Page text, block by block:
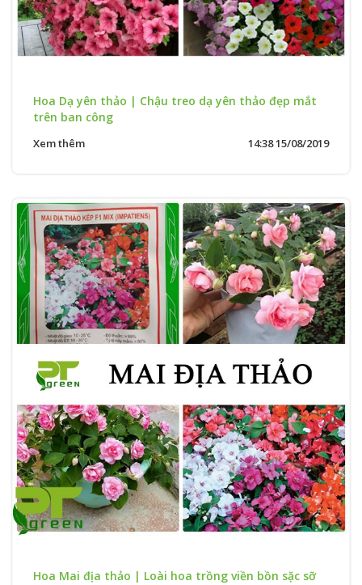
Hoa Dạ yên thảo | Chậu treo dạ yên thảo đẹp mắt
trên ban công
Xem thêm 14:38 15/08/2019
Hoa Mai địa thảo | Loài hoa trồng viền bồn sặc sỡ